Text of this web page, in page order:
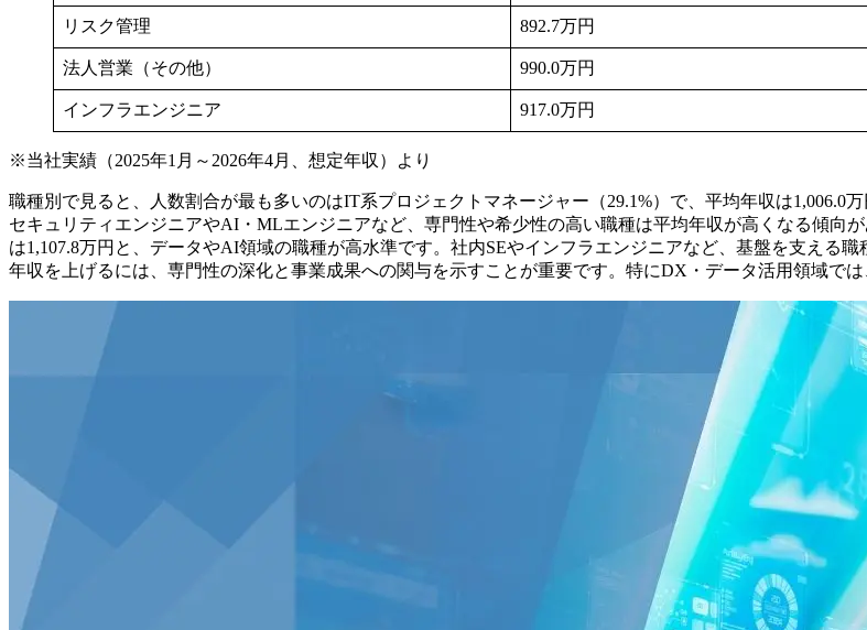
リスク管理 892.7万円
法人営業（その他） 990.0万円
インフラエンジニア 917.0万円
※当社実績（2025年1月～2026年4月、想定年収）より
職種別で見ると、人数割合が最も多いのはIT系プロジェクトマネージャー（29.1%）で、平均年収は1,006.0万
セキュリティエンジニアやAI・MLエンジニアなど、専門性や希少性の高い職種は平均年収が高くなる傾向
は1,107.8万円と、データやAI領域の職種が高水準です。社内SEやインフラエンジニアなど、基盤を支える職
年収を上げるには、専門性の深化と事業成果への関与を示すことが重要です。特にDX・データ活用領域では